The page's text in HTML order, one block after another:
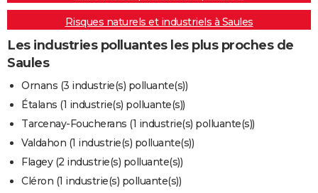
Carte de Noël
Carte Bonne année
Carte Saint-Valentin
Carte d'anniversaire
DICTIONNAIRE
Dictionnaire
Biographies
Citations
Expressions
Proverbes
PROGRAMME TV
COPAINS D'AVANT
S'inscrire
Se connecter
Lycées
Collèges
Primaires
Universités
Entreprises
Service militaire
Avis de recherche
AVIS DE DÉCÈS
FORUM
Bricolage
Lifestyle
Culture
Sport
Auto
Television
Voyage
Cinema
Risques naturels et industriels à Saules
Les industries polluantes les plus proches de
Saules
Ornans (3 industrie(s) polluante(s))
Étalans (1 industrie(s) polluante(s))
Tarcenay-Foucherans (1 industrie(s) polluante(s))
Valdahon (1 industrie(s) polluante(s))
Flagey (2 industrie(s) polluante(s))
Cléron (1 industrie(s) polluante(s))